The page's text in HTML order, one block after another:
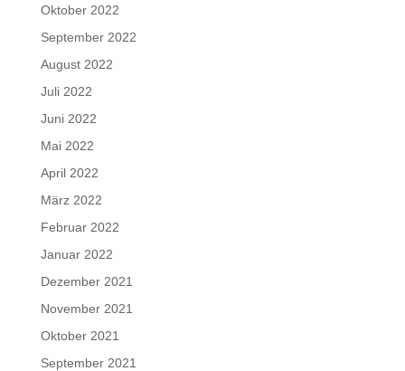
Oktober 2022
September 2022
August 2022
Juli 2022
Juni 2022
Mai 2022
April 2022
März 2022
Februar 2022
Januar 2022
Dezember 2021
November 2021
Oktober 2021
September 2021